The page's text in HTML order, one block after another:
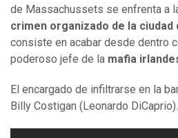
de Massachussets se enfrenta a
crimen organizado de la ciudad
consiste en acabar desde dentro
poderoso jefe de la mafia
El encargado de infiltrarse en la
Billy Costigan (Leonardo DiCaprio).